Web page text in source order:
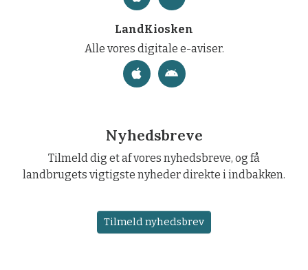
LandKiosken
Alle vores digitale e-aviser.
Nyhedsbreve
Tilmeld dig et af vores nyhedsbreve, og få
landbrugets vigtigste nyheder direkte i indbakken.
Tilmeld nyhedsbrev